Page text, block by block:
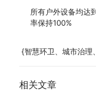
所有户外设备均达
率保持100%
{智慧环卫、城市治理
相关文章